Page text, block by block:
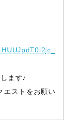
ます♪
エストをお願い